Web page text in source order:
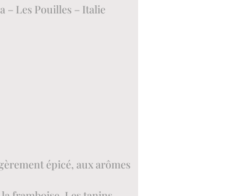
– Les Pouilles – Italie
épicé, aux arômes